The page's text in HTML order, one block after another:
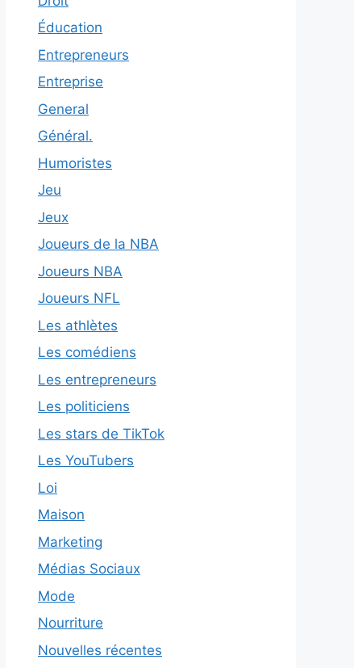
Éducation
Entrepreneurs
Entreprise
General
Général.
Humoristes
Jeu
Jeux
Joueurs de la NBA
Joueurs NBA
Joueurs NFL
Les athlètes
Les comédiens
Les entrepreneurs
Les politiciens
Les stars de TikTok
Les YouTubers
Loi
Maison
Marketing
Médias Sociaux
Mode
Nourriture
Nouvelles récentes